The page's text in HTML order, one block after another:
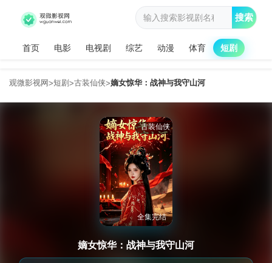
首页 电影 电视剧 综艺 动漫 体育 短剧
搜索
观微影视网>短剧 >古装仙侠>嫡女惊华：战神与我守山河
古装仙侠
全集完结
嫡女惊华：战神与我守山河